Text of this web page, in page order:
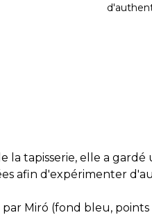
la tapisserie, elle a
afin d'expérimenter
Miró (fond bleu, points